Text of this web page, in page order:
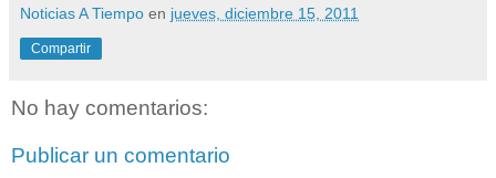
Noticias A Tiempo en jueves, diciembre 15, 2011
Compartir
No hay comentarios:
Publicar un comentario